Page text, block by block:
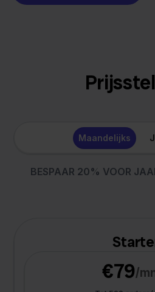
Maandelijks
BESPAAR 20% VOOR
€79/